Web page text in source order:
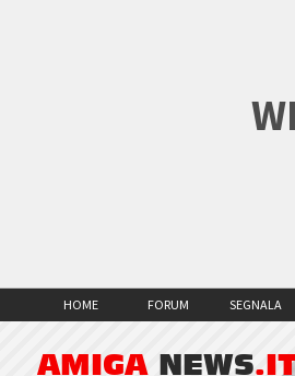
HOME FORUM SEGNALA
AMIGA NEWS